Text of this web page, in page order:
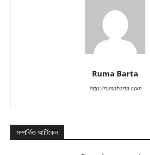
Ruma Barta
http://rumabarta.com
সম্পর্কিত আর্টিকেল